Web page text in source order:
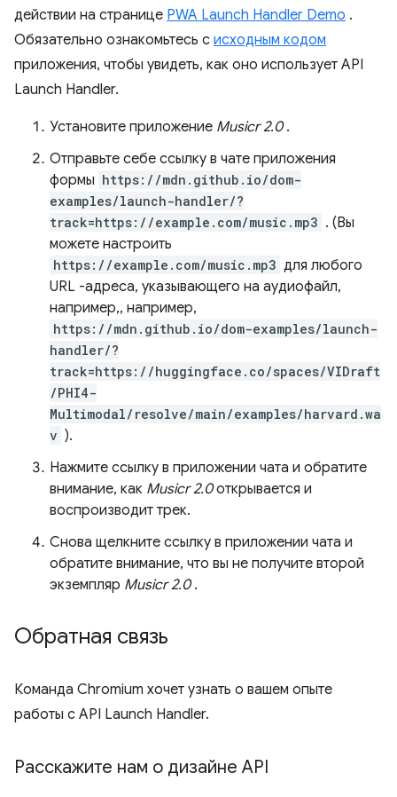
действии на странице PWA Launch Handler Demo .
Обязательно ознакомьтесь с исходным кодом
приложения, чтобы увидеть, как оно использует API
Launch Handler.
Установите приложение Musicr 2.0.
Отправьте себе ссылку в чате приложения
формы https://mdn.github.io/dom-
examples/launch-handler/?
track=https://example.com/music.mp3 . (Вы
можете настроить
https://example.com/music.mp3 для любого
URL -адреса, указывающего на аудиофайл,
например,, например,
https://mdn.github.io/dom-examples/launch-
handler/?
track=https://huggingface.co/spaces/VIDraft
/PHI4-
Multimodal/resolve/main/examples/harvard.wa
v ).
Нажмите ссылку в приложении чата и обратите
внимание, как Musicr 2.0открывается и
воспроизводит трек.
Снова щелкните ссылку в приложении чата и
обратите внимание, что вы не получите второй
экземпляр Musicr 2.0.
Обратная связь
Команда Chromium хочет узнать о вашем опыте
работы с API Launch Handler.
Расскажите нам о дизайне API